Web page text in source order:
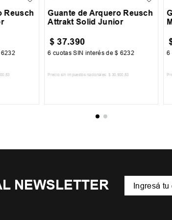
Reusch
6232
,83
Guante de Arquero Reusch
Attrakt Solid Junior
$ 37.390
6 cuotas SIN interés de$ 6232
Precio sin impuestos nacionales: $ 30.900 ,83
6
NEWSLETTER